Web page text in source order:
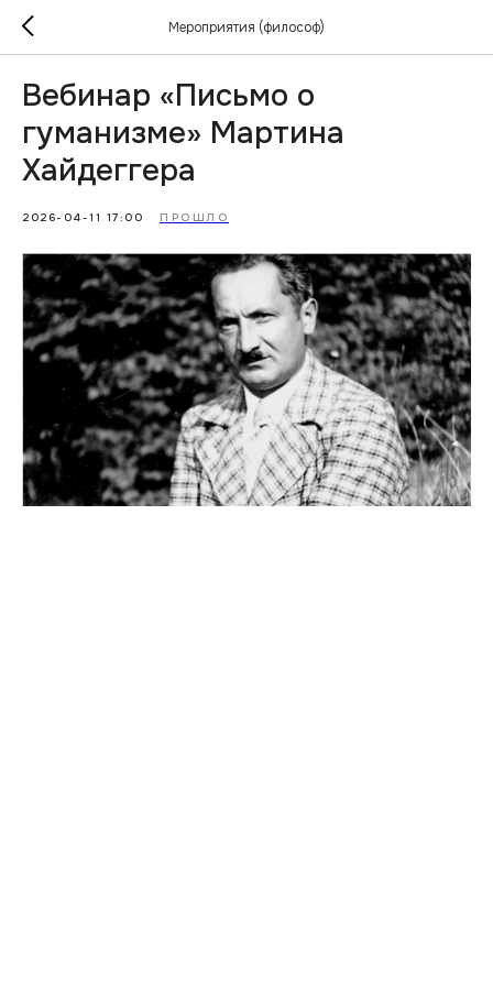
Мероприятия (философ)
Вебинар «Письмо о
гуманизме» Мартина
Хайдеггера
2026-04-11 17:00 ПРОШЛО